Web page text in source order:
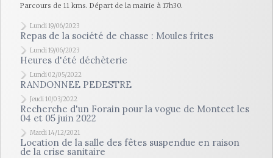
Parcours de 11 kms. Départ de la mairie à 17h30.
Lundi 19/06/2023
Repas de la société de chasse : Moules frites
Lundi 19/06/2023
Heures d'été déchèterie
Lundi 02/05/2022
RANDONNEE PEDESTRE
Jeudi 10/03/2022
Recherche d'un Forain pour la vogue de Montcet les
04 et 05 juin 2022
Mardi 14/12/2021
Location de la salle des fêtes suspendue en raison
de la crise sanitaire